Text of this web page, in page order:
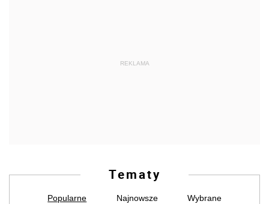
REKLAMA
Tematy
Popularne Najnowsze Wybrane